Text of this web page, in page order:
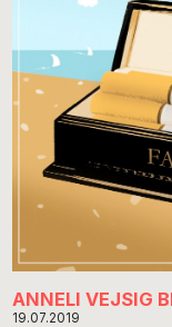
ANNELI VEJSIG
19.07.2019